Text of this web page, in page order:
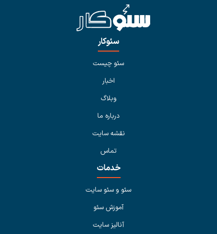
سئوکار
سئو چیست
اخبار
وبلاگ
درباره ما
نقشه سایت
تماس
خدمات
سئو و سئو سایت
آموزش سئو
آنالیز سایت